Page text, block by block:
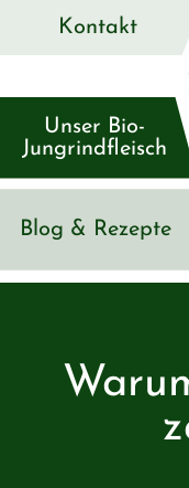
Unser Bio-
Jungrindfleisch
Blog & Rezepte
Kontakt